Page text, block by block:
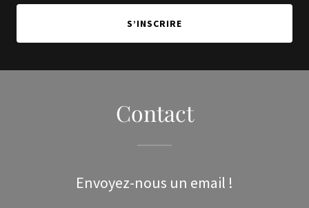
S’INSCRIRE
Contact
Envoyez-nous un email !